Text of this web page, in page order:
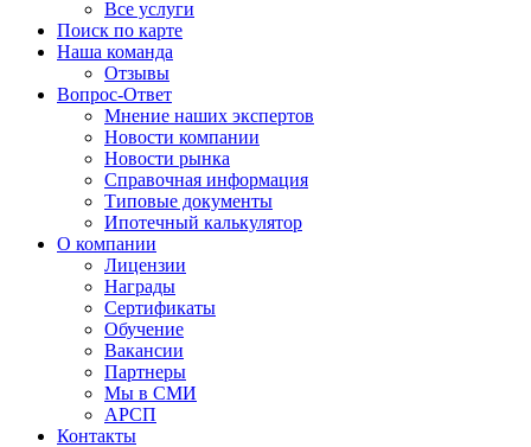
Все услуги
Поиск по карте
Наша команда
Отзывы
Вопрос-Ответ
Мнение наших экспертов
Новости компании
Новости рынка
Справочная информация
Типовые документы
Ипотечный калькулятор
О компании
Лицензии
Награды
Сертификаты
Обучение
Вакансии
Партнеры
Мы в СМИ
АРСП
Контакты